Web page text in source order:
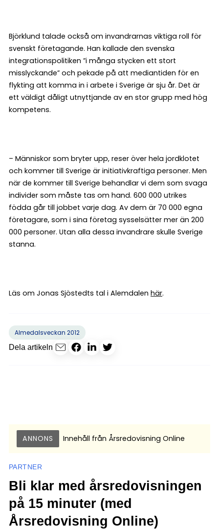
Björklund talade också om invandrarnas viktiga roll för
svenskt företagande. Han kallade den svenska
integrationspolitiken ”i många stycken ett stort
misslyckande” och pekade på att mediantiden för en
flykting att komma in i arbete i Sverige är sju år. Det är
ett väldigt dåligt utnyttjande av en stor grupp med hög
kompetens.
– Människor som bryter upp, reser över hela jordklotet
och kommer till Sverige är initiativkraftiga personer. Men
när de kommer till Sverige behandlar vi dem som svaga
individer som måste tas om hand. 600 000 utrikes
födda går till jobbet varje dag. Av dem är 70 000 egna
företagare, som i sina företag sysselsätter mer än 200
000 personer. Utan alla dessa invandrare skulle Sverige
stanna.
Läs om Jonas Sjöstedts tal i Alemdalen här.
Almedalsveckan 2012
Dela artikeln
ANNONS Innehåll från Årsredovisning Online
PARTNER
Bli klar med årsredovisningen
på 15 minuter (med
Årsredovisning Online)